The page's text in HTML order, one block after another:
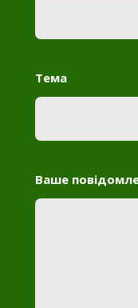
Тема
Ваше